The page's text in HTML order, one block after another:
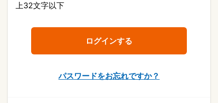
上32文字以下
パスワードをお忘れですか？